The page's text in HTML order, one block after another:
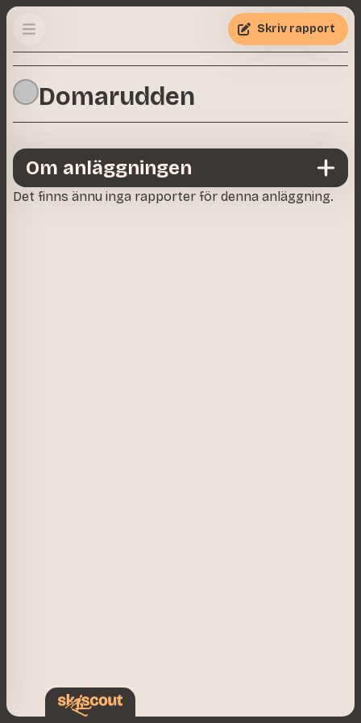
Domarudden
Skriv rapport
Det finns ännu inga rapporter för denna anläggning.
Om anläggningen